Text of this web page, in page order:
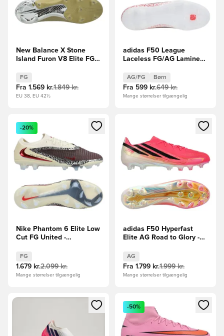
New Balance X Stone
Island Furon V8 Elite FG -
EDITION
FG
Fra 1.569 kr.1.849 kr.
EU 38, EU 42½
adidas F50 League
Laceless FG/AG Lamine
Børn
AG/FG Børn
Fra 599 kr.649 kr.
Mange størrelser tilgængelig
Åbner en Modal til at logge ind eller tilmelde dig som
-20%
Nike Phantom 6 Elite Low
Cut FG United -
FG
1.679 kr.2.099 kr.
Mange størrelser tilgængelig
Åbner en Modal til at logge
adidas F50 Hyperfast
Elite AG Road to Glory -
AG
Fra 1.799 kr.1.999 kr.
Mange størrelser tilgængelig
Åbner en Modal til at logge ind eller tilmelde dig som
Åbner en Modal til at logge
-50%